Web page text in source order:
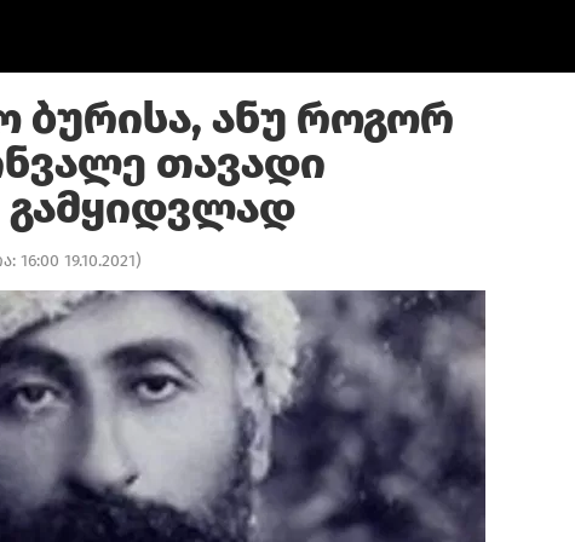
ბურისა, ანუ როგორ
თავადი
გამყიდვლად
16:00 19.10.2021)